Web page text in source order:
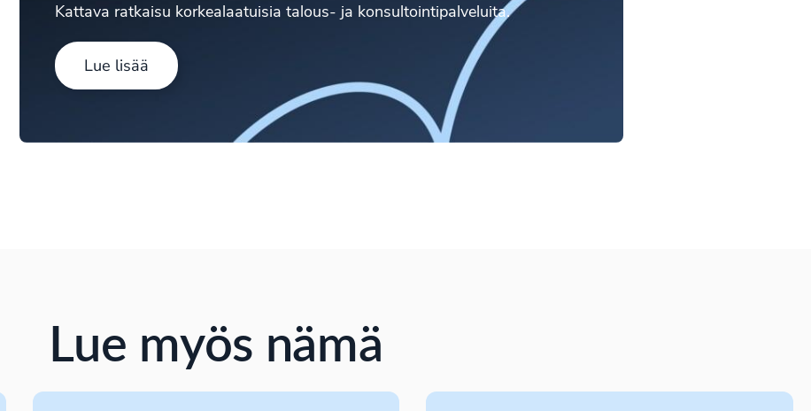
Kattava ratkaisu korkealaatuisia talous- ja konsultointipalveluita.
Lue lisää
Lue myös nämä